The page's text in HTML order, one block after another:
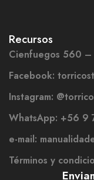
Recursos
Cienfuegos 560 –
Facebook:
Instagram:
WhatsApp: +56 9
e-mail:
Términos y